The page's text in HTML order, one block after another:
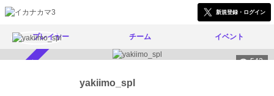
新規登録・ログイン
プレイヤー チーム イベント
542
yakiimo_spl